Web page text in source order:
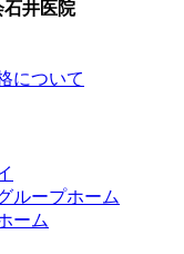
石井医院
について
ループホーム
ーム